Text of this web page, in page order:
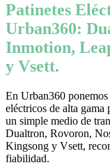
Patinetes
Urban360:
Inmotion,
y Vsett.
En Urban360 ponemos
eléctricos de alta gama
un simple medio de
Dualtron, Rovoron,
Kingsong y Vsett,
fiabilidad.